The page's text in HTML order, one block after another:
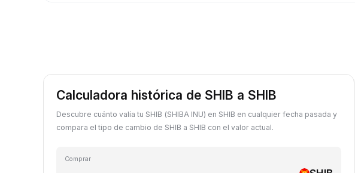
Calculadora histórica de SHIB a SHIB
Descubre cuánto valía tu SHIB (SHIBA INU) en SHIB en cualquier fecha pasada y
compara el tipo de cambio de SHIB a SHIB con el valor actual.
Comprar